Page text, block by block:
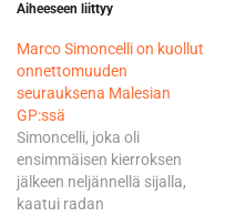
Aiheeseen liittyy
Marco Simoncelli on kuollut
onnettomuuden
seurauksena Malesian
GP:ssä
Simoncelli, joka oli
ensimmäisen kierroksen
jälkeen neljännellä sijalla,
kaatui radan